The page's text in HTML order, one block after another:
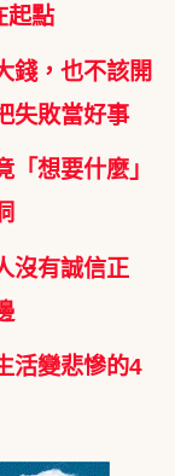
起點
錢，也不該開
失敗當好事
想要什麼」
沒有誠信正
活變悲慘的4